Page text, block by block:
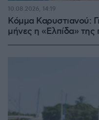
Κόμμα Καρυστιανού:
μήνες η «Ελπίδα»
10.08.2026, 14:19